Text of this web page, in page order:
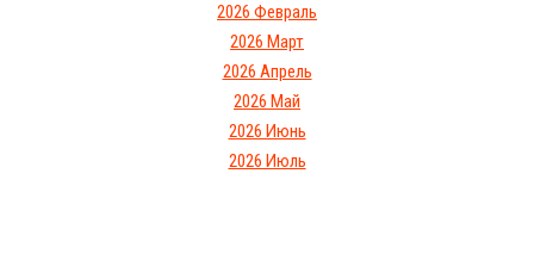
2026 Февраль
2026 Март
2026 Апрель
2026 Май
2026 Июнь
2026 Июль